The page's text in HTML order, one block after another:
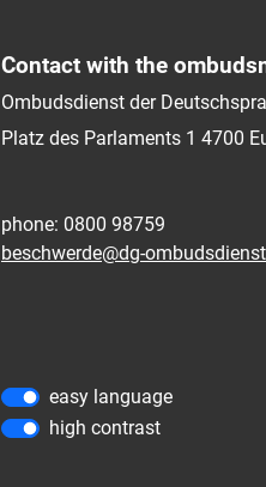
Contact with the
Ombudsdienst der
Platz des Parlaments 1 4700
phone: 0800 98759
beschwerde@dg-
easy language
high contrast